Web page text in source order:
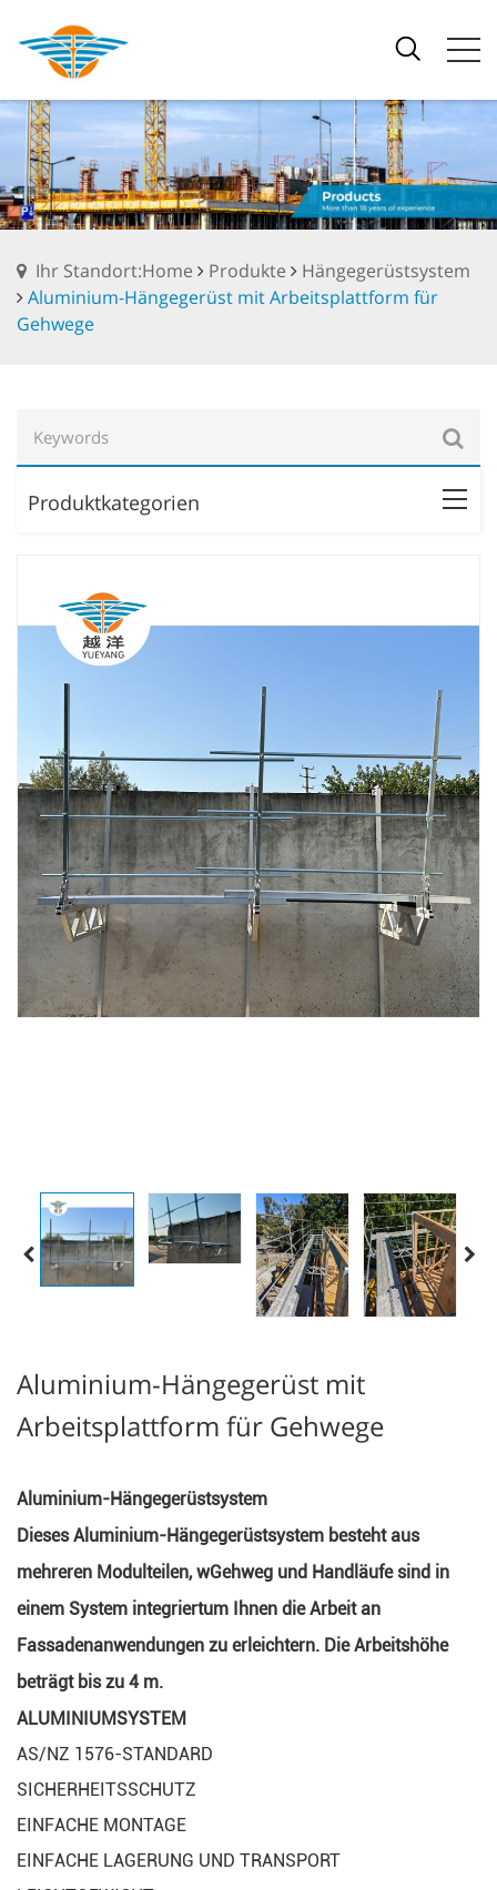
Ihr Standort:Home Produkte
Hängegerüstsystem
Aluminium-Hängegerüst mit Arbeitsplattform für
Gehwege
Produktkategorien
Aluminium-Hängegerüst mit
Arbeitsplattform für Gehwege
Aluminium-Hängegerüstsystem
Dieses Aluminium-Hängegerüstsystem besteht aus
mehreren Modulteilen, wGehweg und Handläufe sind in
einem System integriertum Ihnen die Arbeit an
Fassadenanwendungen zu erleichtern. Die Arbeitshöhe
beträgt bis zu 4 m.
ALUMINIUMSYSTEM
AS/NZ 1576-STANDARD
SICHERHEITSSCHUTZ
EINFACHE MONTAGE
EINFACHE LAGERUNG UND TRANSPORT